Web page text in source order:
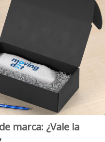
marca: ¿Vale la